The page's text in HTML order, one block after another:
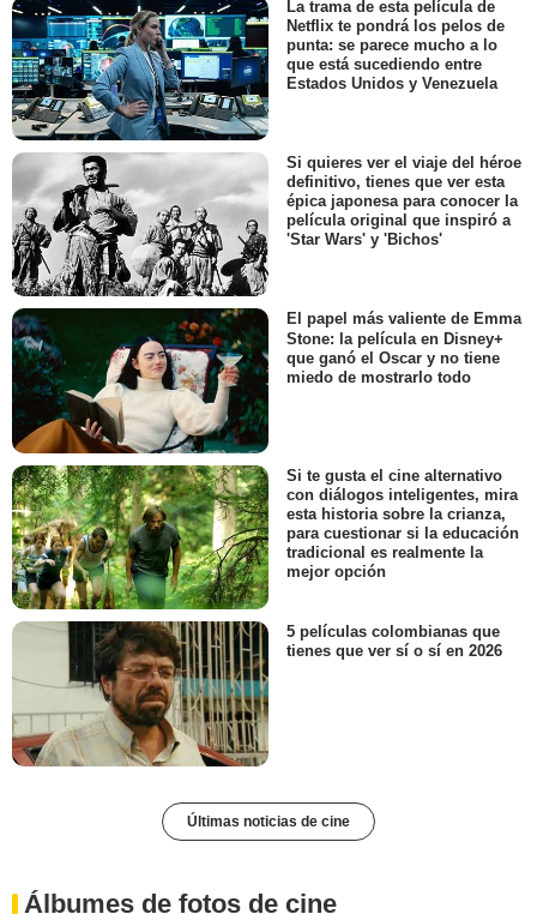
La trama de esta película de
Netflix te pondrá los pelos de
punta: se parece mucho a lo
que está sucediendo entre
Estados Unidos y Venezuela
Si quieres ver el viaje del héroe
definitivo, tienes que ver esta
épica japonesa para conocer la
película original que inspiró a
'Star Wars' y 'Bichos'
El papel más valiente de Emma
Stone: la película en Disney+
que ganó el Oscar y no tiene
miedo de mostrarlo todo
Si te gusta el cine alternativo
con diálogos inteligentes, mira
esta historia sobre la crianza,
para cuestionar si la educación
tradicional es realmente la
mejor opción
5 películas colombianas que
tienes que ver sí o sí en 2026
Últimas noticias de cine
Álbumes de fotos de cine